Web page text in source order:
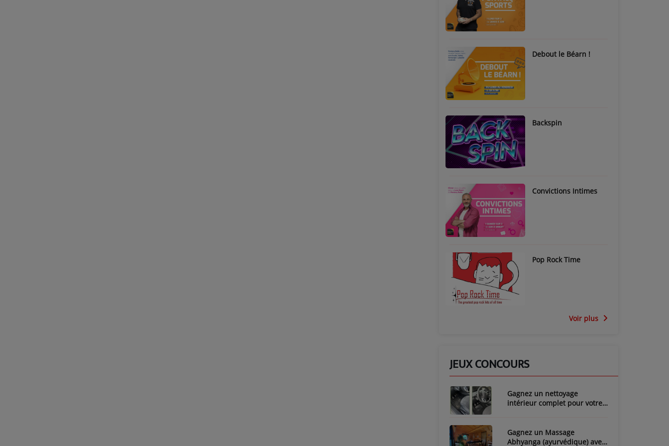
Debout le Béarn !
Backspin
Convictions Intimes
Pop Rock Time
Voir plus
JEUX CONCOURS
Gagnez un nettoyage
intérieur complet pour votre
Gagnez un Massage
Abhyanga (ayurvédique) avec